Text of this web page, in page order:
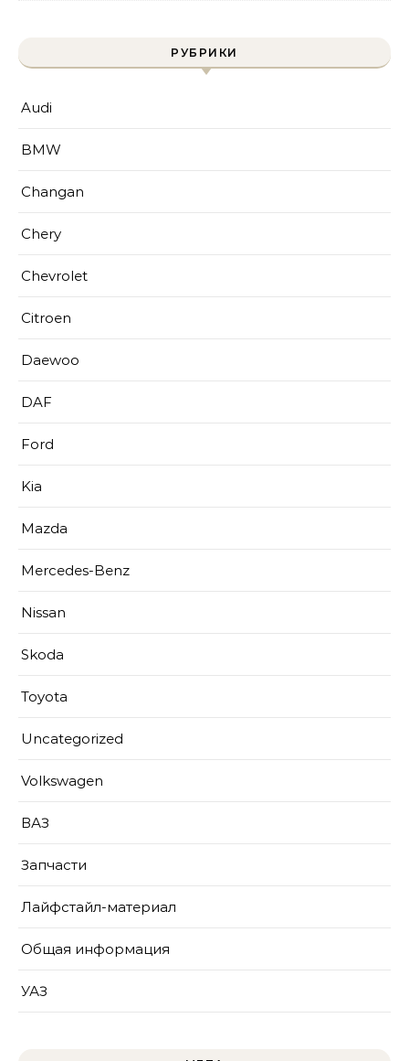
РУБРИКИ
Audi
BMW
Changan
Chery
Chevrolet
Citroen
Daewoo
DAF
Ford
Kia
Mazda
Mercedes-Benz
Nissan
Skoda
Toyota
Uncategorized
Volkswagen
ВАЗ
Запчасти
Лайфстайл-материал
Общая информация
УАЗ